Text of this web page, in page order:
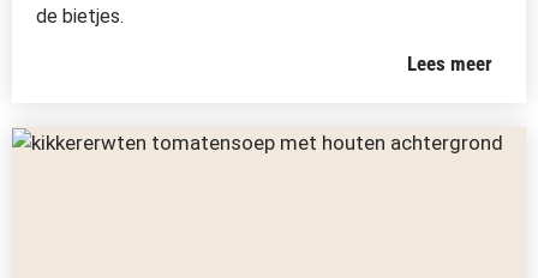
de bietjes.
Lees meer